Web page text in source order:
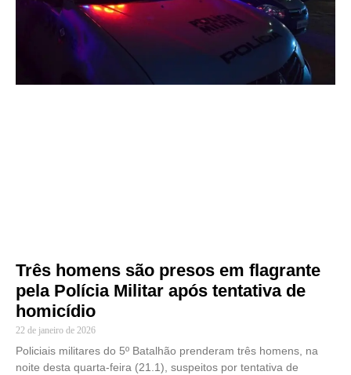
Três homens são presos em flagrante
pela Polícia Militar após tentativa de
homicídio
22 de janeiro de 2026
Policiais militares do 5º Batalhão prenderam três homens, na
noite desta quarta-feira (21.1), suspeitos por tentativa de